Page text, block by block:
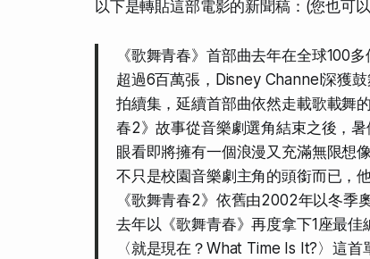
以下是轉貼這部電影的新聞稿：(您也可
《歌舞青春》首部曲去年在全球100
超過6百萬張，Disney Channel深獲
拍續集，延續首部曲依然走載歌載舞
春2》故事從音樂劇選角結束之後，
眼看即將擁有一個浪漫又充滿無限想
不只是校園音樂劇主角的頭銜而已，
《歌舞青春2》依舊由2002年以冬季
去年以《歌舞青春》再度拿下1座最
〈就是現在？What Time Is It?〉這